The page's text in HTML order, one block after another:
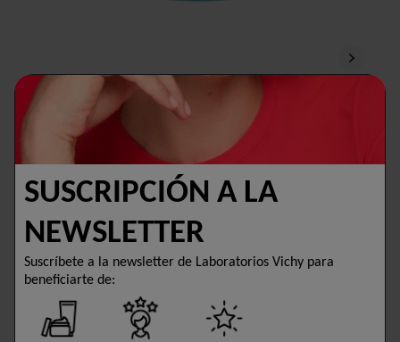
PURETÉ THERMALE
DESMAQUILLANTE DE OJOS
BIFÁSICO PARA MAQUILLAJE
WATERPROOF
Elimina el maquillaje de larga duración.
Calma. Protege las pestañas.
0,0/5 (0 Reseñas)
SUSCRIPCIÓN A LA
NEWSLETTER
Suscríbete a la newsletter de Laboratorios Vichy para
beneficiarte de: